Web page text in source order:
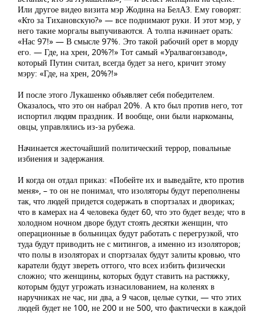
Или другое видео визита мэр Жодина на БелАЗ. Ему говорят:
«Кто за Тихановскую?» — все поднимают руки. И этот мэр, у
него такие моргалы выпучиваются. А толпа начинает орать:
«Нас 97!» — В смысле 97%. Это такой рабочий орет в морду
его. — Где, на хрен, 20%?!» Тот самый «Уралвагонзавод»,
который Путин считал, всегда будет за него, кричит этому
мэру: «Где, на хрен, 20%?!»
И после этого Лукашенко объявляет себя победителем.
Оказалось, что это он набрал 20%. А кто был против него, тот
испортил людям праздник. И вообще, они были наркоманы,
овцы, управлялись из-за рубежа.
Начинается жесточайший политический террор, повальные
избиения и задержания.
И когда он отдал приказ: «Побейте их и выведайте, кто против
меня», – то он не понимал, что изоляторы будут переполнены
так, что людей придется содержать в спортзалах и двориках;
что в камерах на 4 человека будет 60, что это будет везде; что в
холодном ночном дворе будут стоять десятки женщин, что
операционные в больницах будут работать с перегрузкой, что
туда будут приводить не с митингов, а именно из изоляторов;
что полы в изоляторах и спортзалах будут залиты кровью, что
каратели будут звереть оттого, что всех избить физически
сложно; что женщины, которых будут ставить на растяжку,
которым будут угрожать изнасилованием, на коленях в
наручниках не час, ни два, а 9 часов, целые сутки, — что этих
людей будет не 100, не 200 и не 500, что фактически в каждой